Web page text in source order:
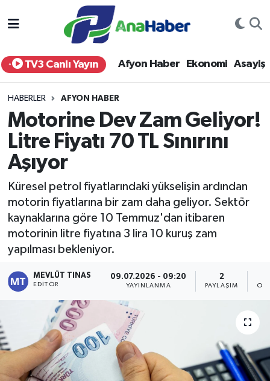
TV3 Canlı Yayın Afyon Haber Ekonomi Asayiş
HABERLER AFYON HABER
Motorine Dev Zam Geliyor!
Litre Fiyatı 70 TL Sınırını
Aşıyor
Küresel petrol fiyatlarındaki yükselişin ardından
motorin fiyatlarına bir zam daha geliyor. Sektör
kaynaklarına göre 10 Temmuz'dan itibaren
motorinin litre fiyatına 3 lira 10 kuruş zam
yapılması bekleniyor.
MEVLÜT TINAS
EDITÖR
09.07.2026 - 09:20
YAYINLANMA
2
PAYLAŞIM
Yurt Haber
Afyon Haber
Siyaset
Spor
Eğitim
Sağlık
Yaşam
Afyonkarahisar Nöbetçi Eczaneler
Afyonkarahisar Hava Durumu
Afyonkarahisar Trafik Yoğunluk Haritası
Süper Lig Puan Durumu ve Fikstür
Tüm Manşetler
Son Dakika Haberleri